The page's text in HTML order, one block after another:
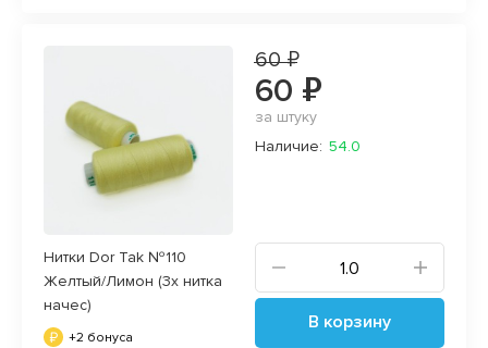
Нитки Dor Tak №110
Желтый/Лимон (3х нитка
начес)
+2 бонуса
60 ₽
60 ₽
за штуку
Наличие: 54.0
В корзину